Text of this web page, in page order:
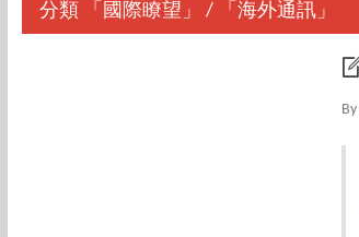
分類 「國際瞭望」 / 「海外通訊」
By